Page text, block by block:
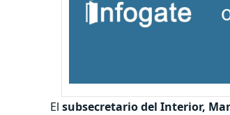
El subsecretario del Interior,